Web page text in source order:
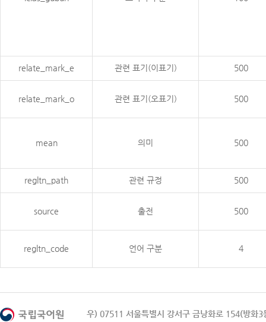
relate_mark_e 관련 표기(이표기) 500
relate_mark_o 관련 표기(오표기) 500
mean 의미 500
regltn_path 관련 규정 500
source 출전 500
regltn_code 언어 구분 4
우) 07511 서울특별시 강서구 금낭화로 154(방화3